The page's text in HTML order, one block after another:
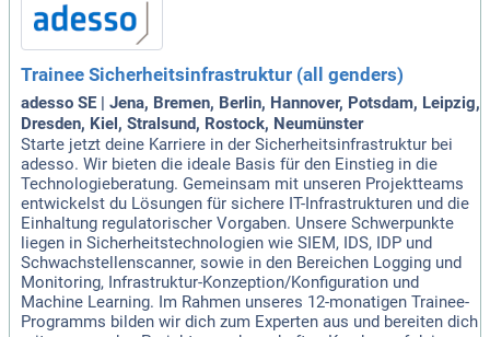
Trainee Sicherheitsinfrastruktur (all genders)
adesso SE | Jena, Bremen, Berlin, Hannover, Potsdam, Leipzig,
Dresden, Kiel, Stralsund, Rostock, Neumünster
Starte jetzt deine Karriere in der Sicherheitsinfrastruktur bei
adesso. Wir bieten die ideale Basis für den Einstieg in die
Technologieberatung. Gemeinsam mit unseren Projektteams
entwickelst du Lösungen für sichere IT-Infrastrukturen und die
Einhaltung regulatorischer Vorgaben. Unsere Schwerpunkte
liegen in Sicherheitstechnologien wie SIEM, IDS, IDP und
Schwachstellenscanner, sowie in den Bereichen Logging und
Monitoring, Infrastruktur-Konzeption/Konfiguration und
Machine Learning. Im Rahmen unseres 12-monatigen Trainee-
Programms bilden wir dich zum Experten aus und bereiten dich